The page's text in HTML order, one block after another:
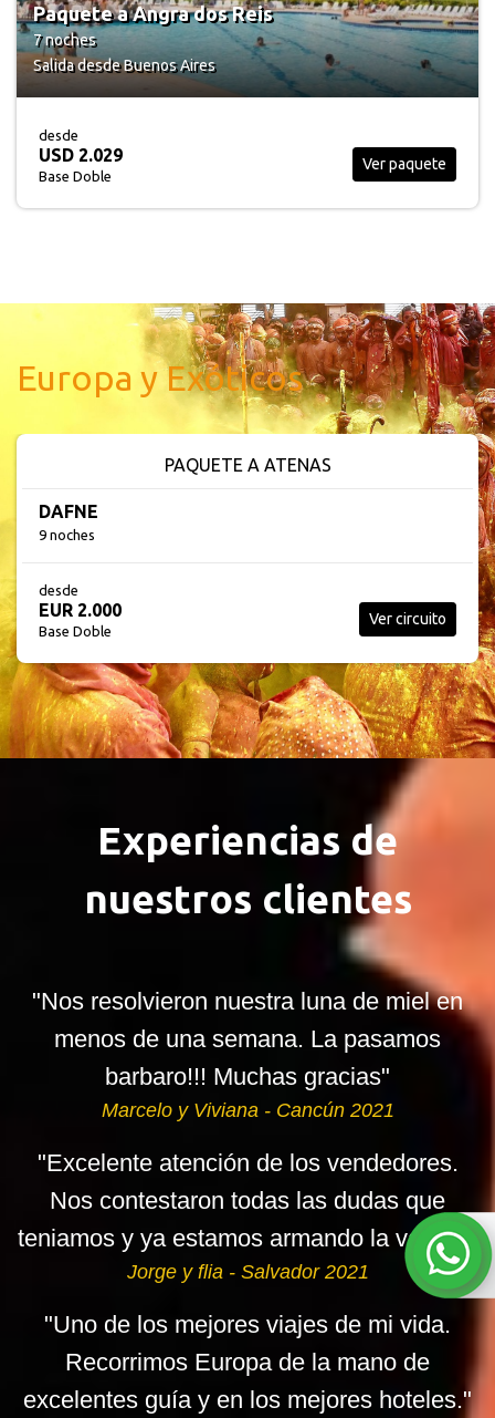
Paquete a Porto Seguro
7 noches
Salida desde Buenos Aires
desde
USD 1.822
Base Doble
Ver paquete
Europa y Exóticos
PAQUETE A HELSINKI
DESCUBRA EL BÁLTICO
9 noches
desde
EUR 2.325
Base Doble
Ver circuito
Experiencias de
nuestros clientes
"Nos resolvieron nuestra luna de miel en
menos de una semana. La pasamos
barbaro!!! Muchas gracias"
Marcelo y Viviana - Cancún 2021
"Excelente atención de los vendedores.
Nos contestaron todas las dudas que
teniamos y ya estamos armando la valijas."
Jorge y flia - Salvador 2021
"Uno de los mejores viajes de mi vida.
Recorrimos Europa de la mano de
excelentes guía y en los mejores hoteles."